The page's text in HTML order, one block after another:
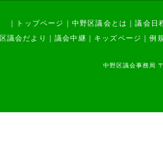
トップページ 中野区議会とは ｜議会日
区議会だより ｜議会中継 キッズページ ｜例
中野区議会事務局